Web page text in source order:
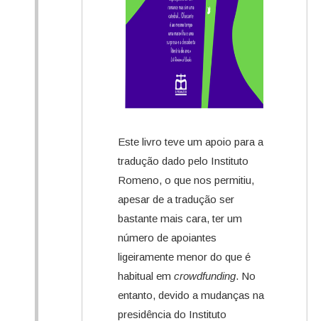
Este livro teve um apoio para a
tradução dado pelo Instituto
Romeno, o que nos permitiu,
apesar de a tradução ser
bastante mais cara, ter um
número de apoiantes
ligeiramente menor do que é
habitual em crowdfunding. No
entanto, devido a mudanças na
presidência do Instituto